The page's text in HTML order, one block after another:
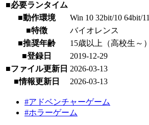
■必要ランタイム
■動作環境
Win 10 32bit/10 64bit/11
■特徴
バイオレンス
■推奨年齢
15歳以上（高校生～）
■登録日
2019-12-29
■ファイル更新日 2026-03-13
■情報更新日
2026-03-13
#アドベンチャーゲーム
#ホラーゲーム